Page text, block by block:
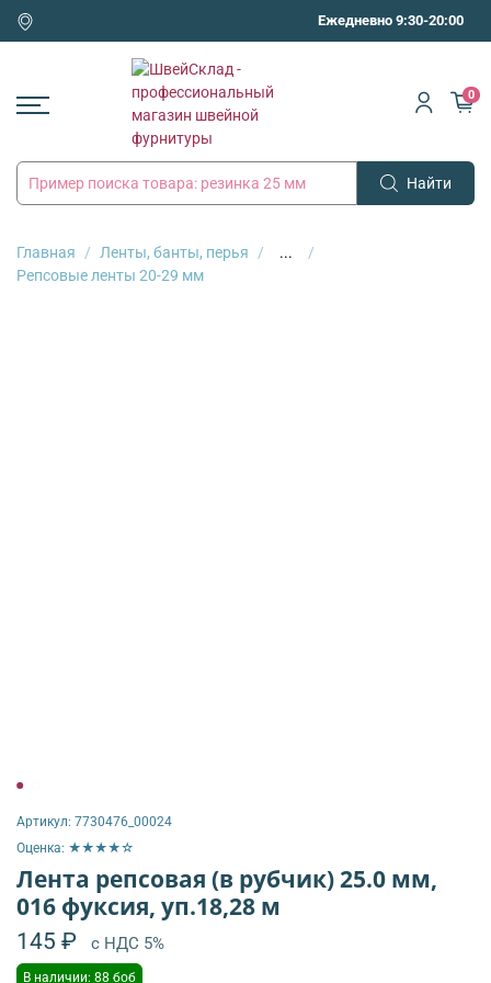
Ежедневно 9:30-20:00
Найти
0
Главная Ленты, банты, перья
...
Репсовые ленты 20-29 мм
Артикул: 7730476_00024
Оценка: ★★★★☆
Лента репсовая (в рубчик) 25.0 мм,
016 фуксия, уп.18,28 м
145 ₽ с НДС 5%
В наличии: 88 боб